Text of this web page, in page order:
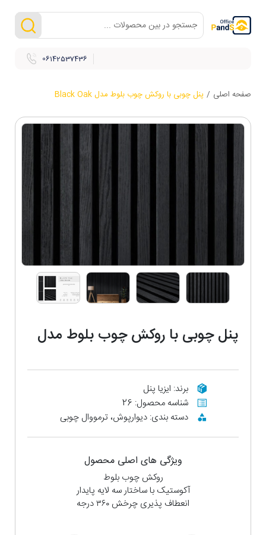
06142537436
صفحه اصلی / پنل چوبی با روکش چوب بلوط مدل Black Oak
پنل چوبی با روکش چوب بلوط مدل
برند: ایزیا پنل
شناسه محصول: 26
دسته بندی: دیوارپوش، ترمووال چوبی
ویژگی های اصلی محصول
روکش چوب بلوط
آکوستیک با ساختار سه‌ لایه پایدار
انعطاف پذیری چرخش ۳۶۰ درجه